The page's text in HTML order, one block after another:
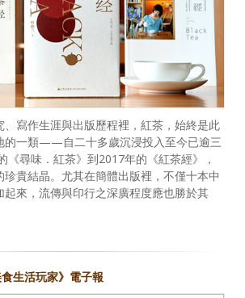
、寫作生涯與出版歷程裡，紅茶，始終是此
的一類——自二十多歲沉浸投入至今已逾三
《尋味．紅茶》到2017年的《紅茶經》，
貴結晶。尤其在簡體出版裡，不僅十本中
起來，流傳與印行之深廣程度應也勝於其
生活玩家》電子報